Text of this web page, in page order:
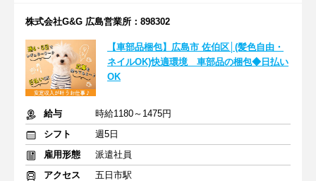
株式会社G&G 広島営業所：898302
【車部品梱包】広島市 佐伯区│(髪色自由・
ネイルOK)快適環境 車部品の梱包◆日払い
OK
給与
時給1180～1475円
シフト
週5日
雇用形態
派遣社員
アクセス
五日市駅